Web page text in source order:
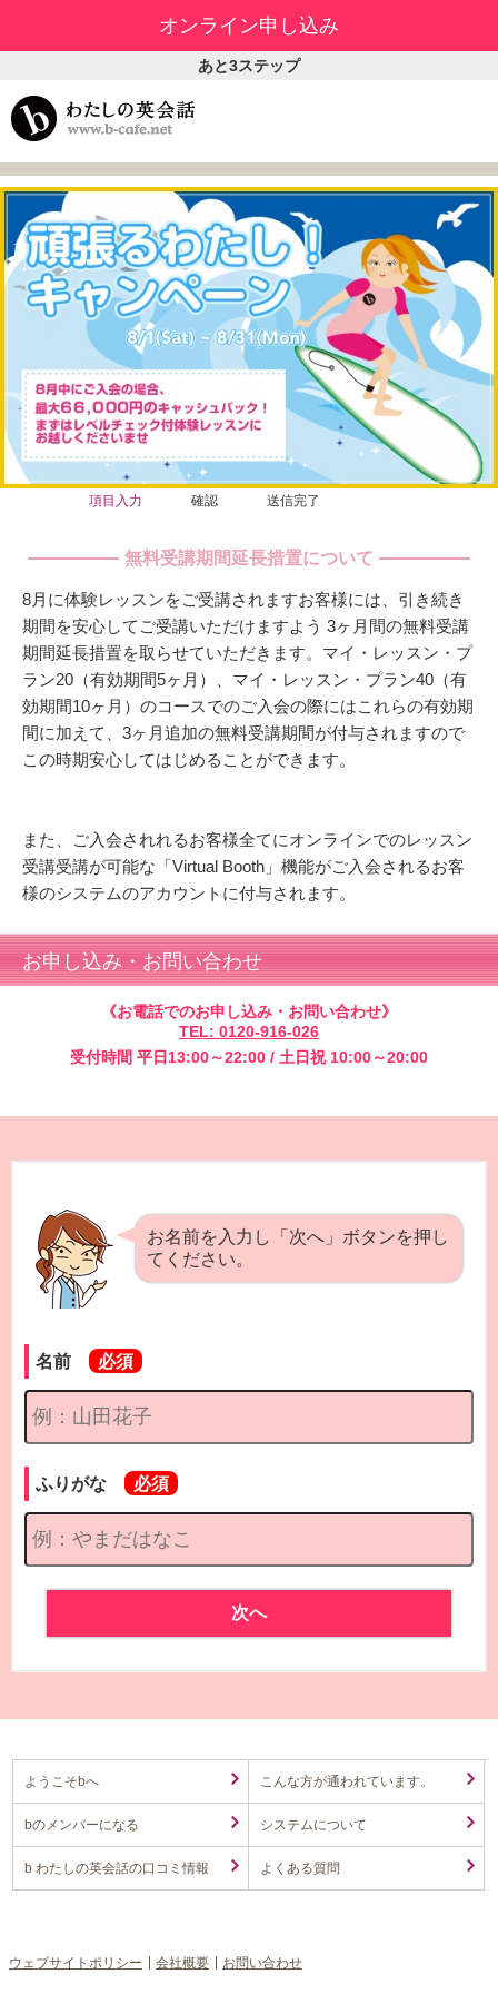
項目入力 確認 送信完了
無料受講期間延長措置について
8月に体験レッスンをご受講されますお客様には、引き続き
期間を安心してご受講いただけますよう 3ヶ月間の無料受講
期間延長措置を取らせていただきます。マイ・レッスン・プ
ラン20（有効期間5ヶ月）、マイ・レッスン・プラン40（有
効期間10ヶ月）のコースでのご入会の際にはこれらの有効期
間に加えて、3ヶ月追加の無料受講期間が付与されますので
この時期安心してはじめることができます。
また、ご入会されれるお客様全てにオンラインでのレッスン
受講受講が可能な「Virtual Booth」機能がご入会されるお客
様のシステムのアカウントに付与されます。
お申し込み・お問い合わせ
《お電話でのお申し込み・お問い合わせ》
TEL: 0120-916-026
受付時間 平日13:00～22:00 / 土日祝 10:00～20:00
オンライン申し込み
あと3ステップ
お名前を入力し「次へ」ボタンを押し
てください。
名前
ふりがな
次へ
ようこそbへ こんな方が通われています。
bのメンバーになる システムについて
b わたしの英会話の口コミ情報 よくある質問
ウェブサイトポリシー 会社概要 お問い合わせ